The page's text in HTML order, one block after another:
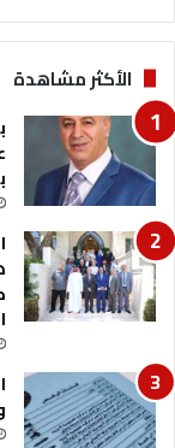
ز
الأكثر مشاهدة